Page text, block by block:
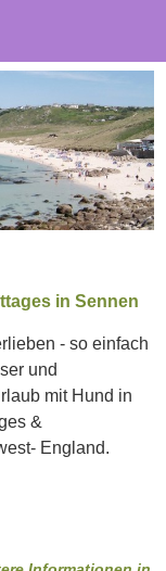
in Sennen
- so einfach
und
mit Hund in
&
England.